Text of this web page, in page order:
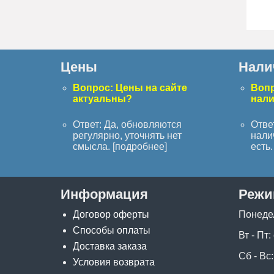
Цены
Вопрос: Цены на сайте
актуальны?
Ответ: Да, обновляются
регулярно, уточнять нет
смысла. [подробнее]
Информация
Договор оферты
Способы оплаты
Доставка заказа
Условия возврата
Вт -
Сб -